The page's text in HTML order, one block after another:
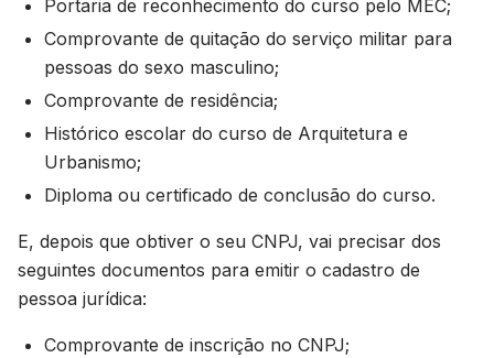
Portaria de reconhecimento do curso pelo MEC;
Comprovante de quitação do serviço militar para
pessoas do sexo masculino;
Comprovante de residência;
Histórico escolar do curso de Arquitetura e
Urbanismo;
Diploma ou certificado de conclusão do curso.
E, depois que obtiver o seu CNPJ, vai precisar dos
seguintes documentos para emitir o cadastro de
pessoa jurídica:
Comprovante de inscrição no CNPJ;